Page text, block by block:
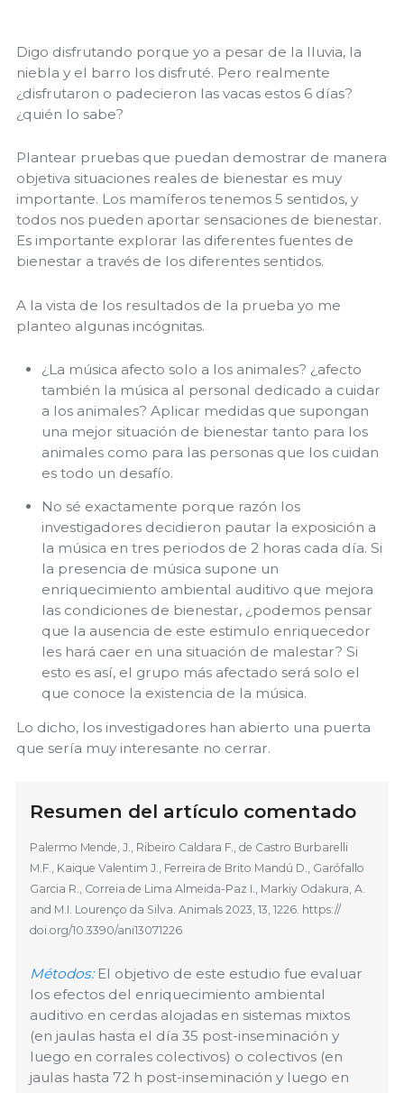
Digo disfrutando porque yo a pesar de la lluvia, la
niebla y el barro los disfruté. Pero realmente
¿disfrutaron o padecieron las vacas estos 6 días?
¿quién lo sabe?
Plantear pruebas que puedan demostrar de manera
objetiva situaciones reales de bienestar es muy
importante. Los mamíferos tenemos 5 sentidos, y
todos nos pueden aportar sensaciones de bienestar.
Es importante explorar las diferentes fuentes de
bienestar a través de los diferentes sentidos.
A la vista de los resultados de la prueba yo me
planteo algunas incógnitas.
¿La música afecto solo a los animales? ¿afecto
también la música al personal dedicado a cuidar
a los animales? Aplicar medidas que supongan
una mejor situación de bienestar tanto para los
animales como para las personas que los cuidan
es todo un desafío.
No sé exactamente porque razón los
investigadores decidieron pautar la exposición a
la música en tres periodos de 2 horas cada día. Si
la presencia de música supone un
enriquecimiento ambiental auditivo que mejora
las condiciones de bienestar, ¿podemos pensar
que la ausencia de este estimulo enriquecedor
les hará caer en una situación de malestar? Si
esto es así, el grupo más afectado será solo el
que conoce la existencia de la música.
Lo dicho, los investigadores han abierto una puerta
que sería muy interesante no cerrar.
Resumen del artículo comentado
Palermo Mende, J., Ribeiro Caldara F., de Castro Burbarelli
M.F., Kaique Valentim J., Ferreira de Brito Mandú D., Garófallo
Garcia R., Correia de Lima Almeida-Paz I., Markiy Odakura, A.
and M.I. Lourenço da Silva. Animals 2023, 13, 1226. https://
doi.org/10.3390/ani13071226
Métodos:El objetivo de este estudio fue evaluar
los efectos del enriquecimiento ambiental
auditivo en cerdas alojadas en sistemas mixtos
(en jaulas hasta el día 35 post-inseminación y
luego en corrales colectivos) o colectivos (en
jaulas hasta 72 h post-inseminación y luego en